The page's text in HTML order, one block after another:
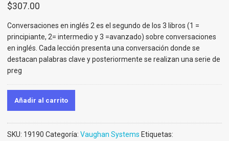
$307.00
Conversaciones en inglés 2 es el segundo de los 3 libros (1 =
principiante, 2= intermedio y 3 =avanzado) sobre conversaciones
en inglés. Cada lección presenta una conversación donde se
destacan palabras clave y posteriormente se realizan una serie de
preg
Añadir al carrito
SKU: 19190 Categoría: Vaughan Systems Etiquetas: